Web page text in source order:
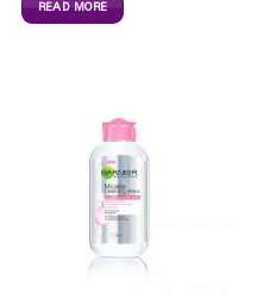
READ MORE